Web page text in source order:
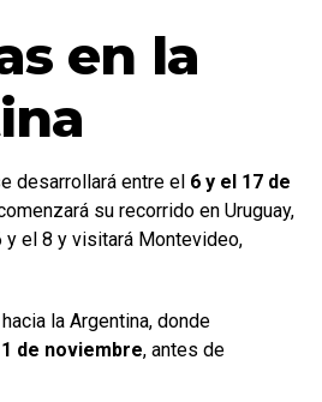
en la
desarrollará entre el 6 y el 17 de
su recorrido en Uruguay,
el 8 y visitará Montevideo,
la Argentina, donde
de noviembre, antes de